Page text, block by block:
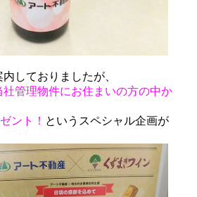
しておりましたが、
社管理物件にお住まいの方の中か
ント！ というスペシャル企画が